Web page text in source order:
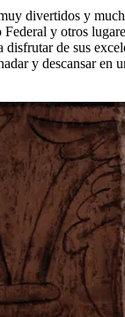
divertidos y
y otros
de sus
y descansar en